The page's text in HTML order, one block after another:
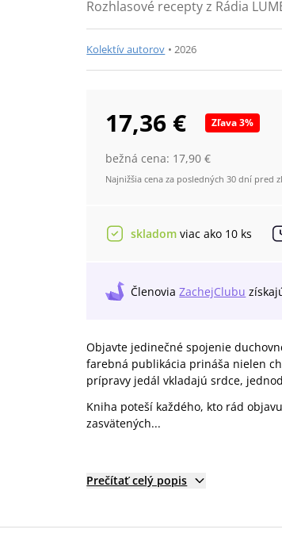
Rozhlasové recepty z Rádia
Kolektív autorov •2026
17,36 € Zľava3%
bežná cena: 17,90 €
Najnižšia cena za posledných 30 dní pred
skladom viac ako 10 ks
Členovia ZachejClubu
Objavte jedinečné spojenie
farebná publikácia prináša nielen
prípravy jedál vkladajú srdce,
Kniha poteší každého, kto rád
zasvätených...
Prečítať celý popis